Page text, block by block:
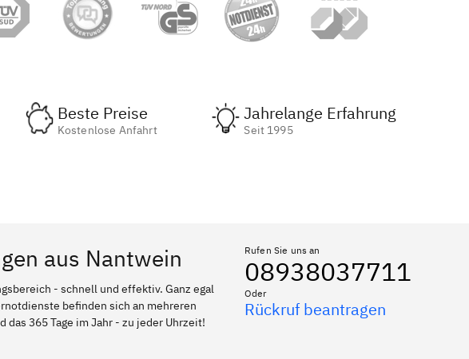
Beste Preise
Kostenlose Anfahrt
Jahrelange Erfahrung
Seit 1995
aus Nantwein
- schnell und effektiv. Ganz egal
befinden sich an mehreren
365 Tage im Jahr - zu jeder Uhrzeit!
Rufen Sie uns an
08938037711
Oder
Rückruf beantragen